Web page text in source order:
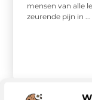
mensen van alle
zeurende pijn in ...